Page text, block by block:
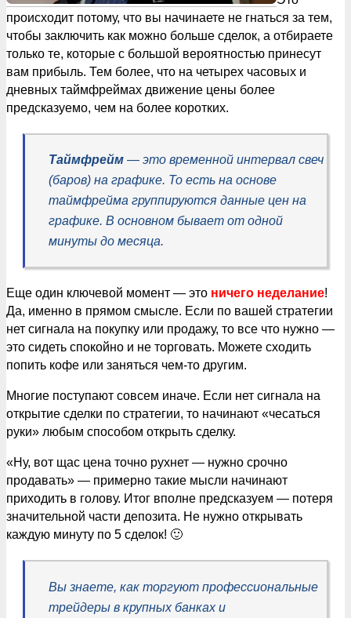
происходит потому, что вы начинаете не гнаться за тем,
чтобы заключить как можно больше сделок, а отбираете
только те, которые с большой вероятностью принесут
вам прибыль. Тем более, что на четырех часовых и
дневных таймфреймах движение цены более
предсказуемо, чем на более коротких.
Таймфрейм — это временной интервал свеч
(баров) на графике. То есть на основе
таймфрейма группируются данные цен на
графике. В основном бывает от одной
минуты до месяца.
Еще один ключевой момент — это ничего неделание!
Да, именно в прямом смысле. Если по вашей стратегии
нет сигнала на покупку или продажу, то все что нужно —
это сидеть спокойно и не торговать. Можете сходить
попить кофе или заняться чем-то другим.
Многие поступают совсем иначе. Если нет сигнала на
открытие сделки по стратегии, то начинают «чесаться
руки» любым способом открыть сделку.
«Ну, вот щас цена точно рухнет — нужно срочно
продавать» — примерно такие мысли начинают
приходить в голову. Итог вполне предсказуем — потеря
значительной части депозита. Не нужно открывать
каждую минуту по 5 сделок! 🙂
Вы знаете, как торгуют профессиональные
трейдеры в крупных банках и